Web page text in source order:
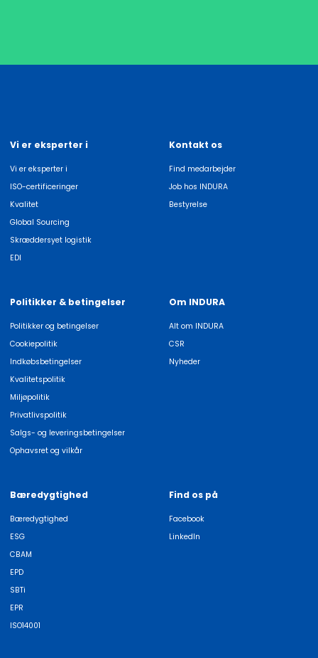
Vi er eksperter i
Vi er eksperter i
ISO-certificeringer
Kvalitet
Global Sourcing
Skræddersyet logistik
EDI
Kontakt os
Find medarbejder
Job hos INDURA
Bestyrelse
Politikker & betingelser
Politikker og betingelser
Cookiepolitik
Indkøbsbetingelser
Kvalitetspolitik
Miljøpolitik
Privatlivspolitik
Salgs- og leveringsbetingelser
Ophavsret og vilkår
Om INDURA
Alt om INDURA
CSR
Nyheder
Bæredygtighed
Bæredygtighed
ESG
CBAM
EPD
SBTi
EPR
ISO14001
Find os på
Facebook
LinkedIn